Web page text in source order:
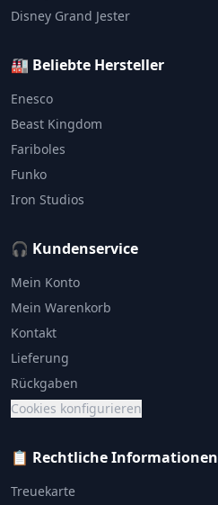
Disney Grand Jester
🏭 Beliebte Hersteller
Enesco
Beast Kingdom
Fariboles
Funko
Iron Studios
🎧 Kundenservice
Mein Konto
Mein Warenkorb
Kontakt
Lieferung
Rückgaben
Cookies konfigurieren
📋 Rechtliche Informationen
Treuekarte